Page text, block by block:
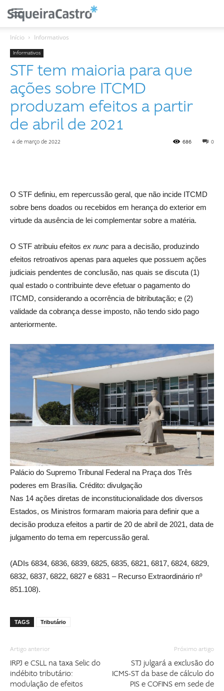
Início Informativos
Informativos
STF tem maioria para que
ações sobre ITCMD
produzam efeitos a partir
de abril de 2021
4 de março de 2022 0
686
O STF definiu, em repercussão geral, que não incide ITCMD
sobre bens doados ou recebidos em herança do exterior em
virtude da ausência de lei complementar sobre a matéria.
O STF atribuiu efeitos ex nunc para a decisão, produzindo
efeitos retroativos apenas para aqueles que possuem ações
judiciais pendentes de conclusão, nas quais se discuta (1)
qual estado o contribuinte deve efetuar o pagamento do
ITCMD, considerando a ocorrência de bitributação; e (2)
validade da cobrança desse imposto, não tendo sido pago
anteriormente.
Palácio do Supremo Tribunal Federal na Praça dos Três
poderes em Brasília. Crédito: divulgação
Nas 14 ações diretas de inconstitucionalidade dos diversos
Estados, os Ministros formaram maioria para definir que a
decisão produza efeitos a partir de 20 de abril de 2021, data de
julgamento do tema em repercussão geral.
(ADIs 6834, 6836, 6839, 6825, 6835, 6821, 6817, 6824, 6829,
6832, 6837, 6822, 6827 e 6831 – Recurso Extraordinário nº
851.108).
TAGS Tributário
Artigo anterior
IRPJ e CSLL na taxa Selic do
indébito tributário:
modulação de efeitos
Próximo artigo
STJ julgará a exclusão do
ICMS-ST da base de cálculo do
PIS e COFINS em sede de